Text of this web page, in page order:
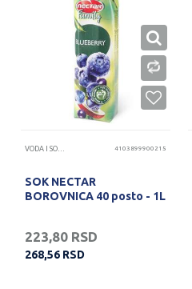
VODA I SOKOVI 4103899900215
SOK NECTAR
BOROVNICA 40 posto - 1L
223,80 RSD
268,56 RSD